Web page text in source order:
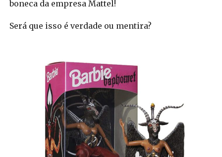
boneca da empresa Mattel!
Será que isso é verdade ou mentira?